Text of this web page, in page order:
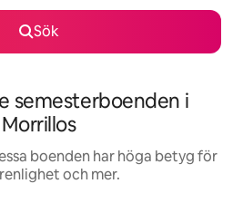
Sök
semesterboenden i
Morrillos
boenden har höga betyg för
och mer.